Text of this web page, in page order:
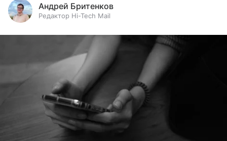
Андрей Бритенков
Редактор Hi-Tech Mail